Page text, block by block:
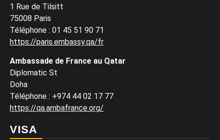
1 Rue de Tilsitt
75008 Paris
Téléphone : 01 45 51 90 71
https://paris.embassy.qa/fr
Ambassade de France au Qatar
Diplomatic St
Doha
Téléphone : +974 44 02 17 77
https://qa.ambafrance.org/
VISA